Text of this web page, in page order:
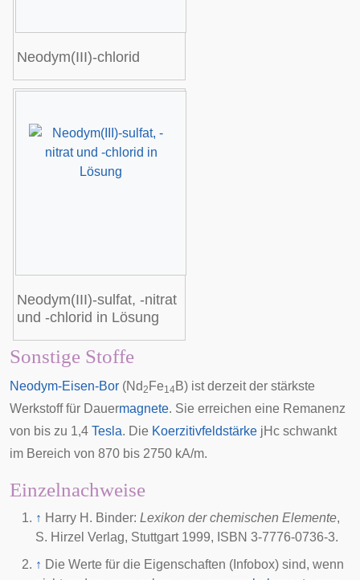
Neodym(III)-chlorid
Neodym(III)-sulfat, -nitrat
und -chlorid in Lösung
Sonstige Stoffe
Neodym-Eisen-Bor (Nd2 Fe14B) ist derzeit der stärkste
Werkstoff für Dauermagnete. Sie erreichen eine Remanenz
von bis zu 1,4 Tesla. Die Koerzitivfeldstärke jHc schwankt
im Bereich von 870 bis 2750 kA/m.
Einzelnachweise
↑ Harry H. Binder: Lexikon der chemischen Elemente,
S. Hirzel Verlag, Stuttgart 1999, ISBN 3-7776-0736-3.
↑ Die Werte für die Eigenschaften (Infobox) sind, wenn